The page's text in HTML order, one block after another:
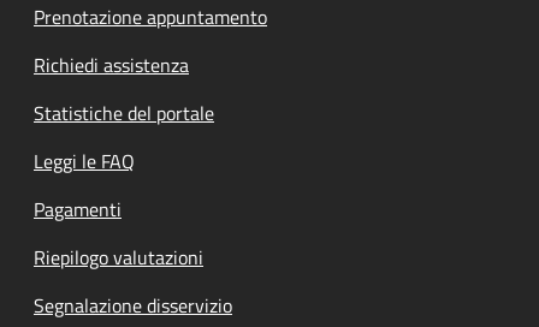
Prenotazione appuntamento
Richiedi assistenza
Statistiche del portale
Leggi le FAQ
Pagamenti
Riepilogo valutazioni
Segnalazione disservizio